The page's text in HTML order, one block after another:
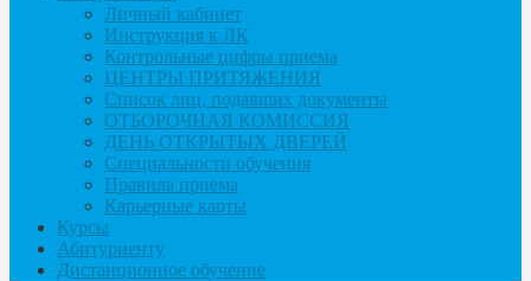
Личный кабинет
Инструкция к ЛК
Контрольные цифры приема
ЦЕНТРЫ ПРИТЯЖЕНИЯ
Список лиц, подавших документы
ОТБОРОЧНАЯ КОМИССИЯ
ДЕНЬ ОТКРЫТЫХ ДВЕРЕЙ
Специальности обучения
Правила приема
Карьерные карты
Курсы
Абитуриенту
Дистанционное обучение